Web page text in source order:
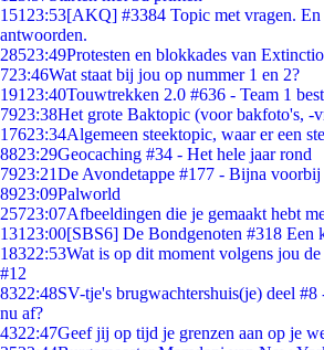
151 23:53[AKQ] #3384 Topic met vragen. En
antwoorden.
28523:49Protesten en blokkades van
723:46Wat staat bij jou op nummer 1 en 2?
191 23:40Touwtrekken 2.0 #636 - Team 1
7923:38Het grote Baktopic (voor bakfoto's, -
17623:34Algemeen steektopic, waar er een
8823:29Geocaching #34 - Het hele jaar rond
7923:21De Avondetappe #177 - Bijna voorbij
8923:09Palworld
25723:07Afbeeldingen die je gemaakt hebt
131 23:00[SBS6] De Bondgenoten #318 Een
18322:53Wat is op dit moment volgens jou
#12
8322:48SV-tje's brugwachtershuis(je) deel
nu af?
4322:47Geef jij op tijd je grenzen aan op je